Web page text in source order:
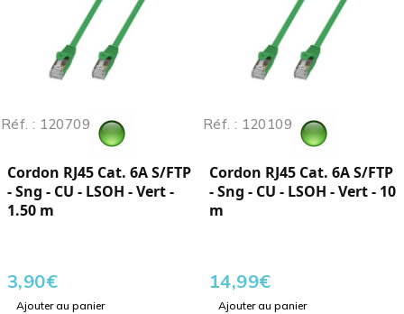
Réf. : 120709
Cordon RJ45 Cat. 6A S/FTP
- Sng - CU - LSOH - Vert -
1.50 m
3,90€
Ajouter au panier
Réf. : 120109
Cordon RJ45 Cat. 6A S/FTP
- Sng - CU - LSOH - Vert - 10
m
14,99€
Ajouter au panier